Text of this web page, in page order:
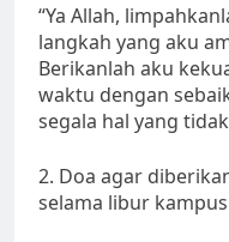
“Ya Allah,
langkah yang aku
Berikanlah aku
waktu dengan
segala hal yang
2. Doa agar
selama libur kampus